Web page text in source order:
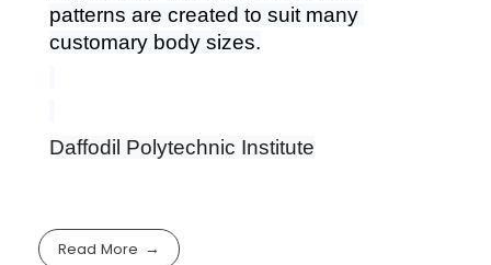
patterns are created to suit many
customary body sizes.
Daffodil Polytechnic Institute
Read More